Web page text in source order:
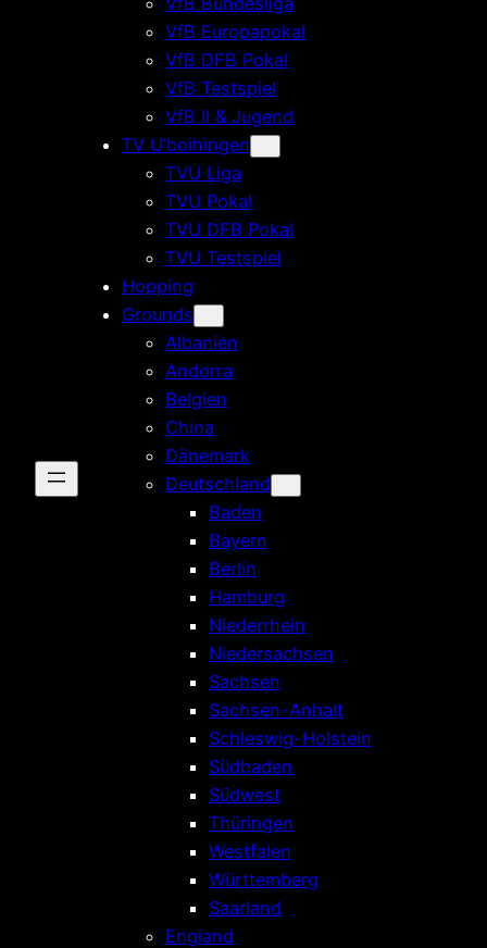
VfB Europapokal
VfB DFB Pokal
VfB Testspiel
VfB II & Jugend
TV U’boihingen
TVU Liga
TVU Pokal
TVU DFB Pokal
TVU Testspiel
Hopping
Grounds
Albanien
Andorra
Belgien
China
Dänemark
Deutschland
Baden
Bayern
Berlin
Hamburg
Niederrhein
Niedersachsen
Sachsen
Sachsen-Anhalt
Schleswig-Holstein
Südbaden
Südwest
Thüringen
Westfalen
Württemberg
Saarland
England